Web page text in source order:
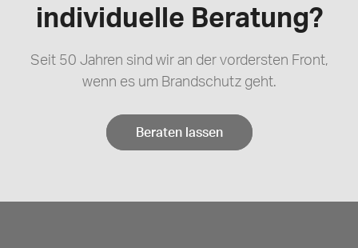
individuelle Beratung?
Seit 50 Jahren sind wir an der vordersten Front,
wenn es um Brandschutz geht.
Beraten lassen